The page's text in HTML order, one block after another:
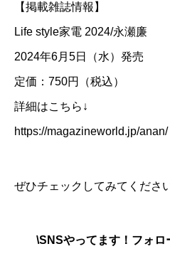
【掲載雑誌情報】
Life style家電 2024/永瀬廉
2024年6月5日（水）発売
定価：750円（税込）
詳細はこちら↓
https://magazineworld.jp/anan/
ぜひチェックしてみてくださ
\SNSやってます！フォロ